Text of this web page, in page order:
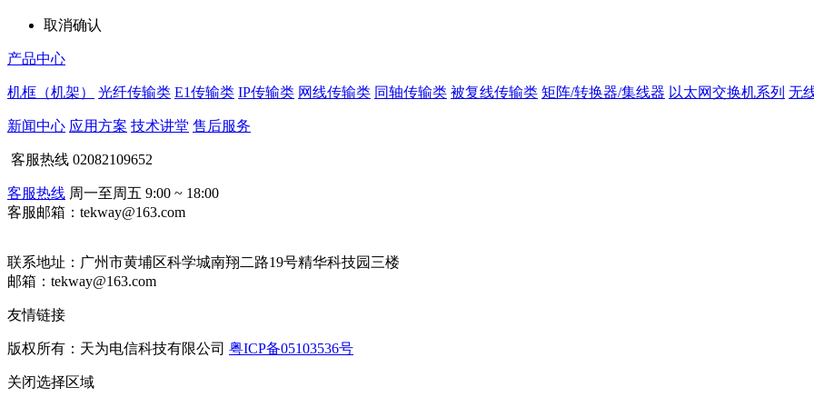
取消确认
产品中心
机框（机架） 光纤传输类 E1传输类 IP传输类 网线传输类 同轴传输类 被复线传输类 矩阵/转换器/集线器 以太网交换机系列 无
新闻中心 应用方案 技术讲堂 售后服务
客服热线 02082109652
客服热线 周一至周五 9:00 ~ 18:00
客服邮箱：tekway@163.com
联系地址： 广州市黄埔区科学城南翔二路19号精华科技园三楼
邮箱：tekway@163.com
友情链接
版权所有：天为电信科技有限公司 粤ICP备05103536号
关闭选择区域